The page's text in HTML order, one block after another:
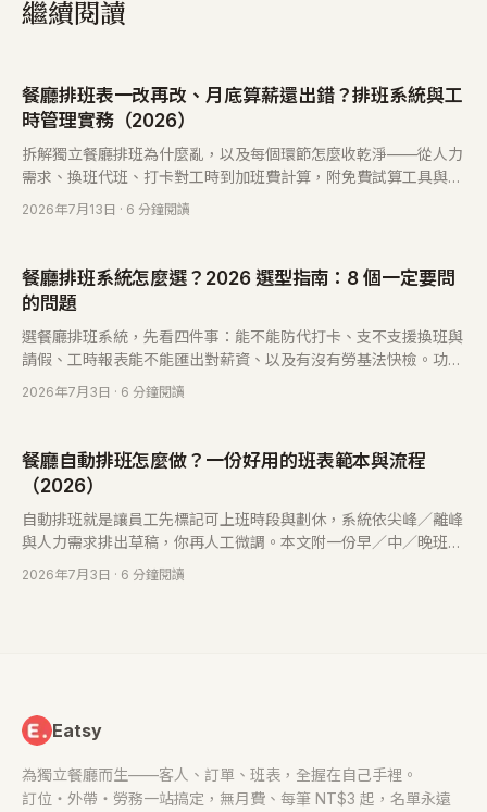
繼續閱讀
餐廳排班表一改再改、月底算薪還出錯？排班系統與工
時管理實務（2026）
拆解獨立餐廳排班為什麼亂，以及每個環節怎麼收乾淨——從人力
需求、換班代班、打卡對工時到加班費計算，附免費試算工具與常
見問題。
2026年7月13日 · 6 分鐘閱讀
餐廳排班系統怎麼選？2026 選型指南：8 個一定要問
的問題
選餐廳排班系統，先看四件事：能不能防代打卡、支不支援換班與
請假、工時報表能不能匯出對薪資、以及有沒有勞基法快檢。功能
對得上你的痛點，再比價格與導入難度，就不會買錯。
2026年7月3日 · 6 分鐘閱讀
餐廳自動排班怎麼做？一份好用的班表範本與流程
（2026）
自動排班就是讓員工先標記可上班時段與劃休，系統依尖峰／離峰
與人力需求排出草稿，你再人工微調。本文附一份早／中／晚班的
班表範本結構，教你從零開始。
2026年7月3日 · 6 分鐘閱讀
Eatsy
為獨立餐廳而生——客人、訂單、班表，全握在自己手裡。
訂位・外帶・勞務一站搞定，無月費、每筆 NT$3 起，名單永遠